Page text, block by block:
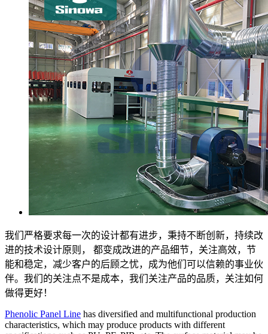
我们严格要求每一次的设计都有进步，秉持不断创新，持续改
进的技术设计原则， 都变成改进的产品细节，关注高效，节
能和稳定，减少客户的后顾之忧，成为他们可以信赖的事业伙
伴。我们的关注点不是成本，我们关注产品的品质，关注如何
做得更好！
Phenolic Panel Line has diversified and multifunctional production
characteristics, which may produce products with different